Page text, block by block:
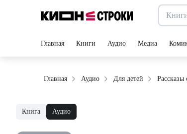
Главная Книги Аудио Медиа
Главная Аудио Для детей Рассказы
Книга Аудио